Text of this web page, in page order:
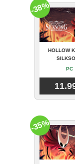
HOLLOW
PC
-38%
-35%